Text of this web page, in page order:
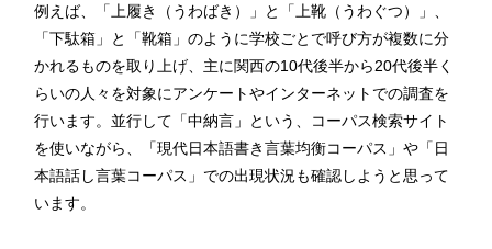
例えば、「上履き（うわばき）」と「上靴（うわぐつ）」、
「下駄箱」と「靴箱」のように学校ごとで呼び方が複数に分
かれるものを取り上げ、主に関西の10代後半から20代後半く
らいの人々を対象にアンケートやインターネットでの調査を
行います。並行して「中納言」という、コーパス検索サイト
を使いながら、「現代日本語書き言葉均衡コーパス」や「日
本語話し言葉コーパス」での出現状況も確認しようと思って
います。